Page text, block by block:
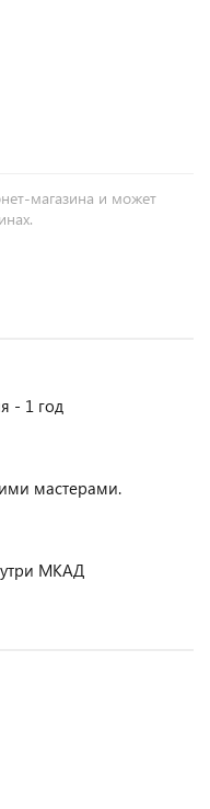
магазина и может
- 1 год
мастерами.
МКАД